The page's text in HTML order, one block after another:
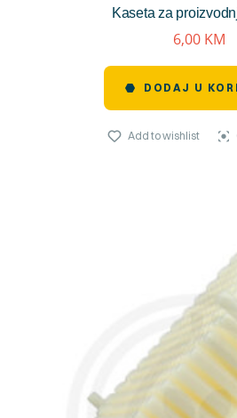
Kaseta zareviews)
6,00 KM
DODAJ U
Add to wishlist